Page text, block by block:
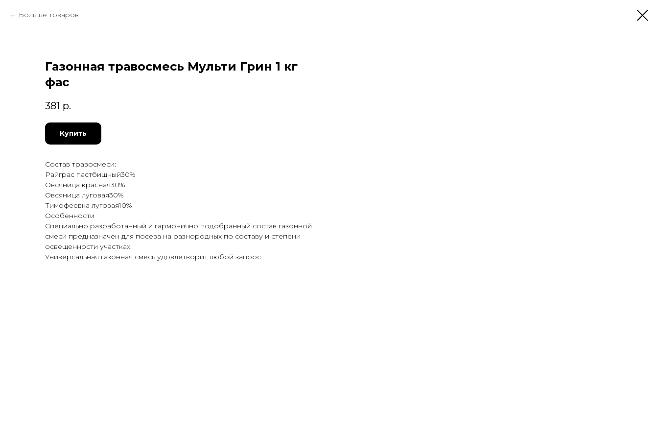
Больше товаров
Газонная травосмесь Мульти Грин 1 кг
фас
381 р.
Купить
Состав травосмеси:
Райграс пастбищный30%
Овсяница красная30%
Овсяница луговая30%
Тимофеевка луговая10%
Особенности
Специально разработанный и гармонично подобранный состав газонной
смеси предназначен для посева на разнородных по составу и степени
освещенности участках.
Универсальная газонная смесь удовлетворит любой запрос.